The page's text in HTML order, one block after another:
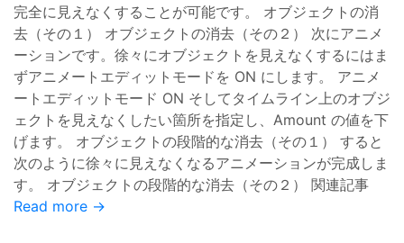
完全に見えなくすることが可能です。 オブジェクトの消
去（その１） オブジェクトの消去（その２） 次にアニメ
ーションです。徐々にオブジェクトを見えなくするにはま
ずアニメートエディットモードを ON にします。 アニメ
ートエディットモード ON そしてタイムライン上のオブジ
ェクトを見えなくしたい箇所を指定し、Amount の値を下
げます。 オブジェクトの段階的な消去（その１） すると
次のように徐々に見えなくなるアニメーションが完成しま
す。 オブジェクトの段階的な消去（その２） 関連記事
Read more →